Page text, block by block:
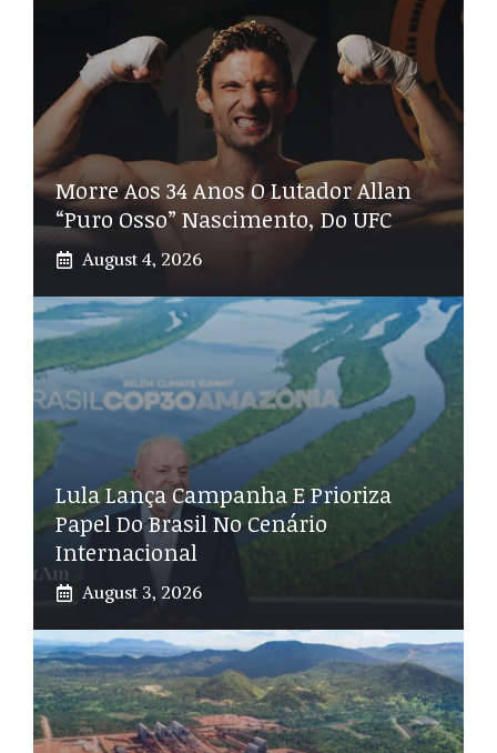
Morre Aos 34 Anos O Lutador Allan
“Puro Osso” Nascimento, Do UFC
August 4, 2026
Lula Lança Campanha E Prioriza
Papel Do Brasil No Cenário
Internacional
August 3, 2026